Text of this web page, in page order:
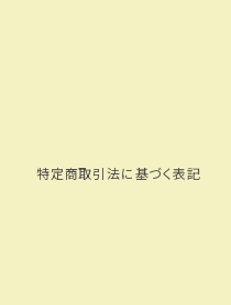
特定商取引法に基づく表記